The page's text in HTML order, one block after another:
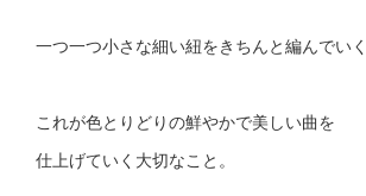
一つ一つ小さな細い紐をきちんと編んでいく
これが色とりどりの鮮やかで美しい曲を
仕上げていく大切なこと。